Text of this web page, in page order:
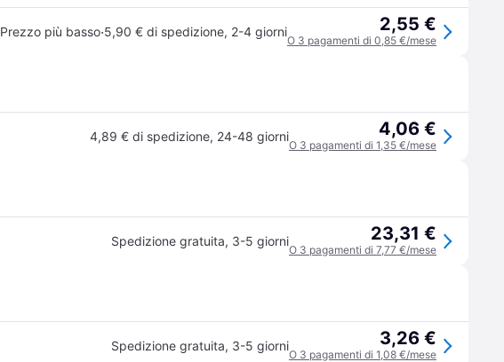
Prezzo più basso·5,90 € di spedizione, 2-4 giorni 2,55 €
O 3 pagamenti di 0,85 €/mese
4,89 € di spedizione, 24-48 giorni 4,06 €
O 3 pagamenti di 1,35 €/mese
Spedizione gratuita, 3-5 giorni 23,31 €
O 3 pagamenti di 7,77 €/mese
Spedizione gratuita, 3-5 giorni 3,26 €
O 3 pagamenti di 1,08 €/mese